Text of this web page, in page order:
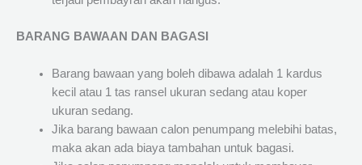
BARANG BAWAAN DAN BAGASI
Barang bawaan yang boleh dibawa adalah 1 kardus
kecil atau 1 tas ransel ukuran sedang atau koper
ukuran sedang.
Jika barang bawaan calon penumpang melebihi batas,
maka akan ada biaya tambahan untuk bagasi.